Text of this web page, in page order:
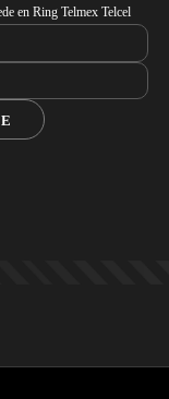
en Ring Telmex Telcel